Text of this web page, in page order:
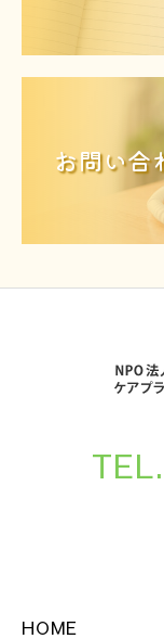
お問い合
HOME